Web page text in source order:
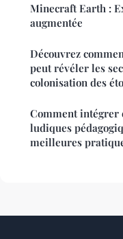
Minecraft Earth :
augmentée
Découvrez
peut révéler les
colonisation des
Comment intégrer
ludiques
meilleures